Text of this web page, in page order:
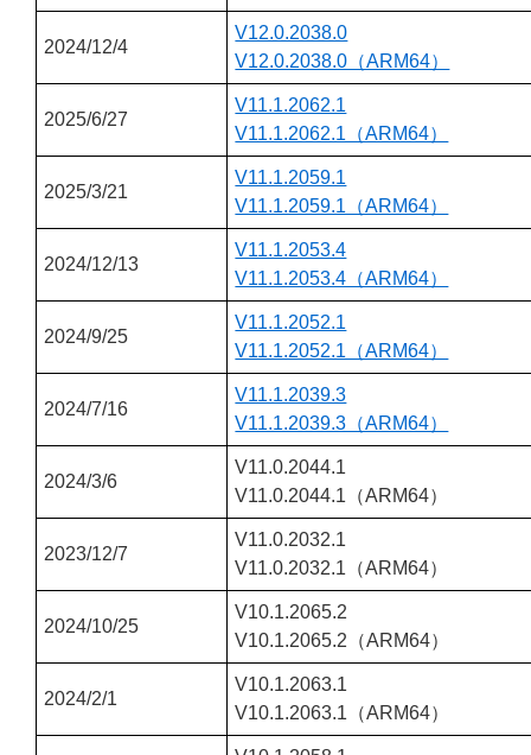
2024/12/4
V12.0.2038.0
V12.0.2038.0（ARM64）
2025/6/27
V11.1.2062.1
V11.1.2062.1（ARM64）
2025/3/21
V11.1.2059.1
V11.1.2059.1（ARM64）
2024/12/13
V11.1.2053.4
V11.1.2053.4（ARM64）
2024/9/25
V11.1.2052.1
V11.1.2052.1（ARM64）
2024/7/16
V11.1.2039.3
V11.1.2039.3（ARM64）
2024/3/6
V11.0.2044.1
V11.0.2044.1（ARM64）
2023/12/7
V11.0.2032.1
V11.0.2032.1（ARM64）
2024/10/25
V10.1.2065.2
V10.1.2065.2（ARM64）
2024/2/1
V10.1.2063.1
V10.1.2063.1（ARM64）